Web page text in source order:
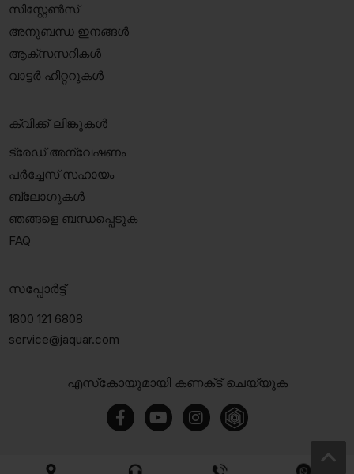
എസ്‍കോയുമായി കണക്‌ട് ചെയ്യുക
സിസ്റ്റേൺസ്
അനുബന്ധ ഇനങ്ങൾ
ആക്‌സസറികൾ
വാട്ടർ ഹീറ്ററുകൾ
ക്വിക്ക് ലിങ്കുകൾ
ട്രേഡ് അന്വേഷണം
പർച്ചേസ് സഹായം
ബ്ലോഗുകൾ
ഞങ്ങളെ ബന്ധപ്പെടുക
FAQ
സപ്പോർട്ട്
1800 121 6808
service@jaquar.com